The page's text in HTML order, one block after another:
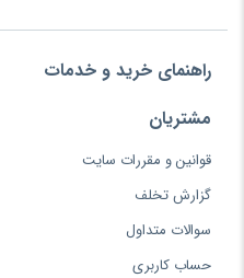
راهنمای خرید و خدمات
مشتریان
قوانین و مقررات سایت
گزارش تخلف
سوالات متداول
حساب کاربری